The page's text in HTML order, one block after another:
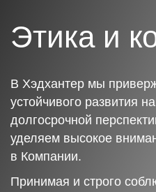
Этика и
В Хэдхантер мы
устойчивого развития
долгосрочной
уделяем высокое
в Компании.
Принимая и строго